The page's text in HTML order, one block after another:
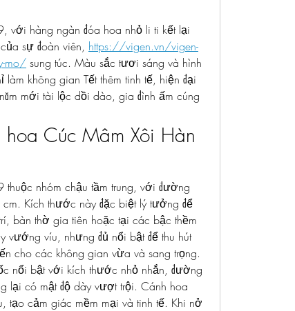
với hàng ngàn đóa hoa nhỏ li ti kết lại
sự đoàn viên, https://vigen.vn/vigen-
mo/ sung túc. Màu sắc tươi sáng và hình
không gian Tết thêm tinh tế, hiện đại
mới tài lộc dồi dào, gia đình ấm cúng
Cúc Mâm Xôi Hàn
nhóm chậu tầm trung, với đường
Kích thước này đặc biệt lý tưởng để
bàn thờ gia tiên hoặc tại các bậc thềm
víu, nhưng đủ nổi bật để thu hút
cho các không gian vừa và sang trọng.
nổi bật với kích thước nhỏ nhắn, đường
lại có mật độ dày vượt trội. Cánh hoa
tạo cảm giác mềm mại và tinh tế. Khi nở